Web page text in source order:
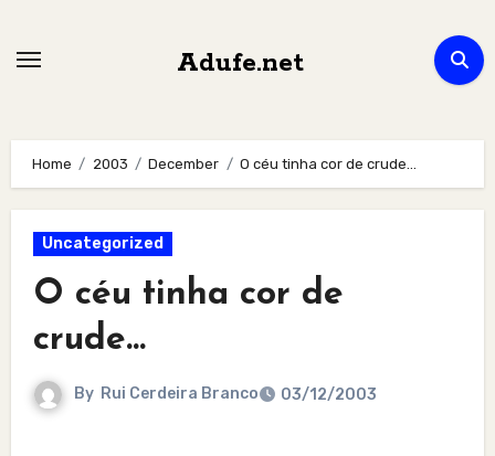
Adufe.net
Home 2003 December O céu tinha cor de crude…
Uncategorized
O céu tinha cor de
crude…
By Rui Cerdeira Branco 03/12/2003